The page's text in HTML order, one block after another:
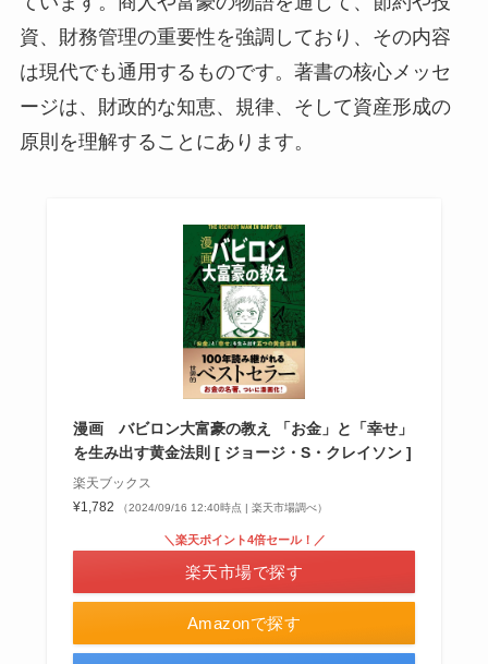
資、財務管理の重要性を強調しており、その内容
は現代でも通用するものです。著書の核心メッセ
ージは、財政的な知恵、規律、そして資産形成の
原則を理解することにあります。
漫画 バビロン大富豪の教え 「お金」と「幸せ」
を生み出す黄金法則 [ ジョージ・S・クレイソン ]
楽天ブックス
¥1,782
（2024/09/16 12:40時点 | 楽天市場調べ）
Amazonで探す
＼楽天ポイント4倍セール！／
楽天市場で探す